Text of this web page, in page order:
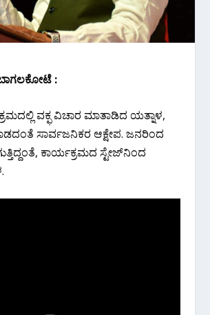
:
ವಕ್ಫ ವಿಚಾರ ಮಾತಾಡಿದ ಯತ್ನಾಳ,
ಸಾರ್ವಜನಿಕರ ಆಕ್ಷೇಪ. ಜನರಿಂದ
ಕಾರ್ಯಕ್ರಮದ ಸ್ಟೇಜ್‌ನಿಂದ